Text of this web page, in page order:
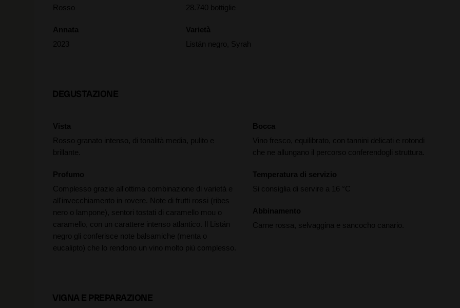
Rosso
Annata
2023
28.740 bottiglie
Varietà
Listán negro, Syrah
DEGUSTAZIONE
Vista
Rosso granato intenso, di tonalità media, pulito e
brillante.
Profumo
Complesso grazie all'ottima combinazione di varietà e
all'invecchiamento in rovere. Note di frutti rossi (ribes
nero o lampone), sentori tostati di caramello mou o
caramello, con un carattere intenso atlantico. Il Listán
negro gli conferisce note balsamiche (menta o
eucalipto) che lo rendono un vino molto più complesso.
Bocca
Vino fresco, equilibrato, con tannini delicati e rotondi
che ne allungano il percorso conferendogli struttura.
Temperatura di servizio
Si consiglia di servire a 16 °C
Abbinamento
Carne rossa, selvaggina e sancocho canario.
VIGNA E PREPARAZIONE